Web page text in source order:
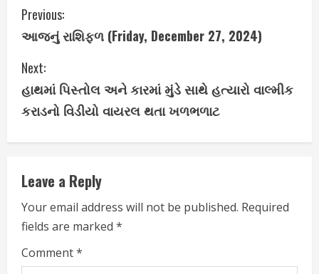
C
o
n
t
i
n
u
e
R
Previous:
આજનું રાશિફળ (Friday, December 27, 2024)
Next:
હાથમાં પિસ્તોલ અને કારમાં મુંડે સાથે હત્યારો વાલ્મીક
કરાડનો વિડીયો વાયરલ થતા ખળભળાટ
Leave a Reply
Your email address will not be published. Required
fields are marked *
Comment*